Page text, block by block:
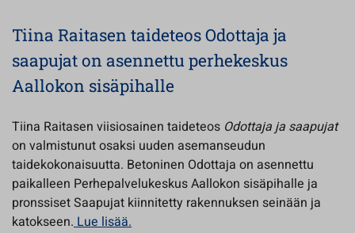
Tiina Raitasen taideteos Odottaja ja
saapujat on asennettu perhekeskus
Aallokon sisäpihalle
Tiina Raitasen viisiosainen taideteos Odottaja ja saapujat
on valmistunut osaksi uuden asemanseudun
taidekokonaisuutta. Betoninen Odottaja on asennettu
paikalleen Perhepalvelukeskus Aallokon sisäpihalle ja
pronssiset Saapujat kiinnitetty rakennuksen seinään ja
katokseen.Lue lisää.